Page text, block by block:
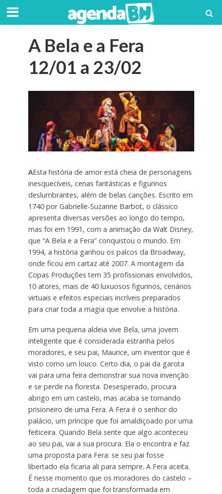
A Bela e a Fera
12/01 a 23/02
AEsta história de amor está cheia de personagens
inesquecíveis, cenas fantásticas e figurinos
deslumbrantes, além de belas canções. Escrito em
1740 por Gabrielle-Suzanne Barbot, o clássico
apresenta diversas versões ao longo do tempo,
mas foi em 1991, com a animação da Walt Disney,
que “A Bela e a Fera” conquistou o mundo. Em
1994, a história ganhou os palcos da Broadway,
onde ficou em cartaz até 2007. A montagem da
Copas Produções tem 35 profissionais envolvidos,
10 atores, mais de 40 luxuosos figurinos, cenários
virtuais e efeitos especiais incríveis preparados
para criar toda a magia que envolve a história.
Em uma pequena aldeia vive Bela, uma jovem
inteligente que é considerada estranha pelos
moradores, e seu pai, Maurice, um inventor que é
visto como um louco. Certo dia, o pai da garota
vai para uma feira demonstrar sua nova invenção
e se perde na floresta. Desesperado, procura
abrigo em um castelo, mas acaba se tornando
prisioneiro de uma Fera. A Fera é o senhor do
palácio, um príncipe que foi amaldiçoado por uma
feiticeira. Quando Bela sente que algo aconteceu
ao seu pai, vai a sua procura. Ela o encontra e faz
uma proposta para Fera: se seu pai fosse
libertado ela ficaria ali para sempre. A Fera aceita.
É nesse momento que os moradores do castelo –
toda a criadagem que foi transformada em